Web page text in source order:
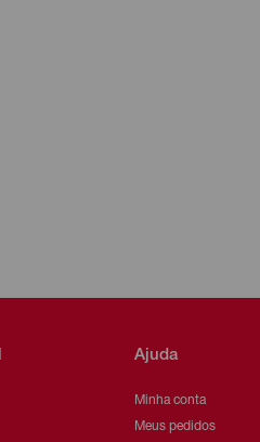
Ajuda
Minha conta
Meus pedidos